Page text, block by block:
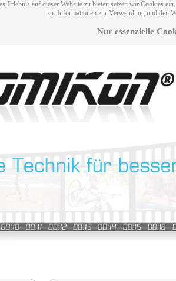
Erlebnis auf dieser Website zu bieten setzen wir Cookies
zu. Informationen zur Verwendung und den
Nur essenzielle